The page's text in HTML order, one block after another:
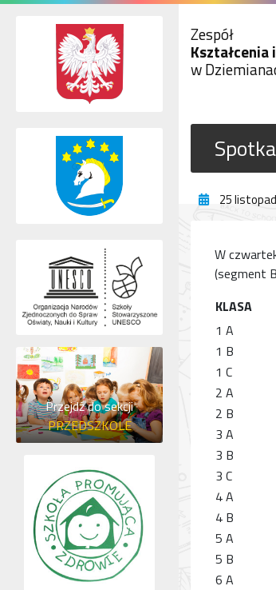
Zespół
w
25
W
(segment
KLASA
1 A
1 B
1 C
2 A
2 B
3 A
3 B
3 C
4 A
4 B
5 A
5 B
6 A
Przejdź do sekcji
PRZEDSZKOLE